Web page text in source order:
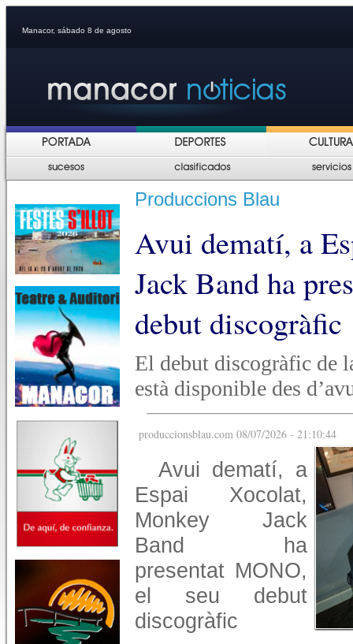
Manacor, sábado 8 de agosto
Produccions Blau
Avui dematí, a
Jack Band ha
debut discogràfic
El debut discogràfic de
està disponible des
produccionsblau.com 08/07/2026 - 21:10:44
Avui dematí, a
Espai Xocolat,
Monkey Jack
Band ha
presentat MONO,
el seu debut
discogràfic